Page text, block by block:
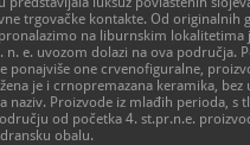
trgovačke kontakte. Od originalnih
na liburnskim lokalitetima
n. e. uvozom dolazi na ova područja.
ponajviše one crvenofiguralne,
je i crnopremazana keramika,
Proizvode iz mlađih perioda, s
od početka 4. st.pr.n.e.
obalu.